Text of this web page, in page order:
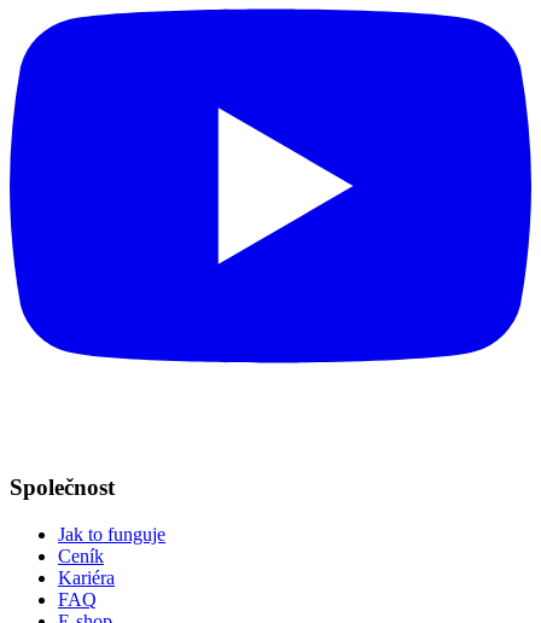
Společnost
Jak to funguje
Ceník
Kariéra
FAQ